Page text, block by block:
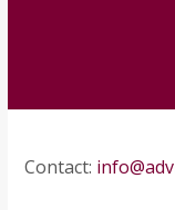
Contact: